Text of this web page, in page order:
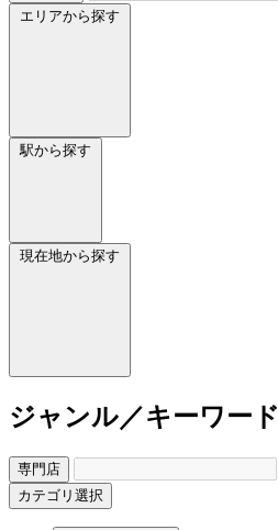
エリアから探す
駅から探す
現在地から探す
ジャンル／キーワード
専門店
カテゴリ選択